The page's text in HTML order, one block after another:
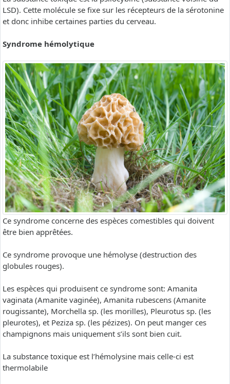
LSD). Cette molécule se fixe sur les récepteurs de la sérotonine
et donc inhibe certaines parties du cerveau.
Syndrome hémolytique
Ce syndrome concerne des espèces comestibles qui doivent
être bien apprêtées.
Ce syndrome provoque une hémolyse (destruction des
globules rouges).
Les espèces qui produisent ce syndrome sont: Amanita
vaginata (Amanite vaginée), Amanita rubescens (Amanite
rougissante), Morchella sp. (les morilles), Pleurotus sp. (les
pleurotes), et Peziza sp. (les pézizes). On peut manger ces
champignons mais uniquement s’ils sont bien cuit.
La substance toxique est l’hémolysine mais celle-ci est
thermolabile